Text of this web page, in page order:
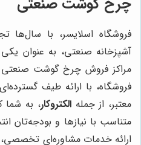
فروشگاه اسلایسر، با سال‌ها
آشپزخانه صنعتی، به عنوان
مراکز فروش چرخ گوشت صنعتی
فروشگاه، با ارائه طیف
معتبر، از جملهالکتروکار، به شما
متناسب با نیازها و بودجه‌تان
ارائه خدمات مشاوره‌ای